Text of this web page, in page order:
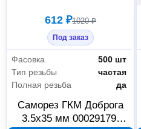
612 ₽1020 ₽
Под заказ
Фасовка
500 шт
Тип резьбы
частая
Полная резьба
да
Саморез ГКМ Доброга
3.5x35 мм 00029179,